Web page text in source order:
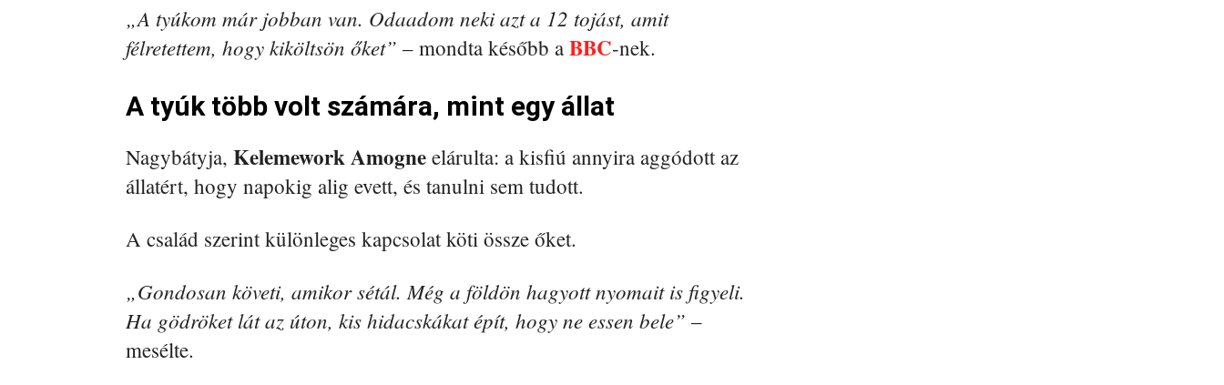
„A tyúkom már jobban van. Odaadom neki azt a 12 tojást, amit
félretettem, hogy kiköltsön őket” – mondta később a BBC-nek.
A tyúk több volt számára, mint egy állat
Nagybátyja, Kelemework Amogne elárulta: a kisfiú annyira aggódott az
állatért, hogy napokig alig evett, és tanulni sem tudott.
A család szerint különleges kapcsolat köti össze őket.
„Gondosan követi, amikor sétál. Még a földön hagyott nyomait is figyeli.
Ha gödröket lát az úton, kis hidacskákat épít, hogy ne essen bele” –
mesélte.